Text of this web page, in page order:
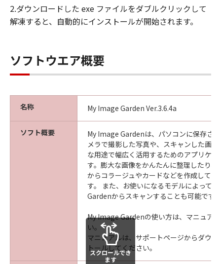
2.ダウンロードした exe ファイルをダブルクリックして
解凍すると、自動的にインストールが開始されます。
ソフトウエア概要
名称 My Image Garden Ver.3.6.4a
ソフト概要
My Image Gardenは、パソコンに保存さ
メラで撮影した写真や、スキャンした画
な用途で幅広く活用するためのアプリケ
す。膨大な画像をかんたんに整理したり、
からコラージュやカードなどを作成して印
す。 また、お使いになるモデルによって
Gardenからスキャンすることも可能です。
My Image Gardenの使い方は、マニュア
い。
マニュアルは、サポートページからダウ
トールしてください。
スクロールでき
ます